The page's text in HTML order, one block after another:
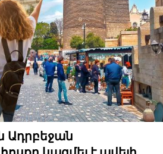
Ադրբեջան